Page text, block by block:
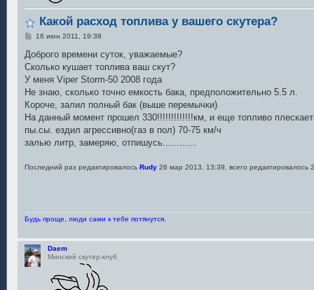
Какой расход топлива у вашего скутера?
С
о
щ
е
и
е
16 июн 2011, 19:38
Доброго времени суток, уважаемые?
Сколько кушает топлива ваш скут?
У меня Viper Storm-50 2008 года
Не знаю, сколько точно емкость бака, предположительно 5.5 л.
Короче, залил полный бак (выше перемычки)
На данный момент прошел 330!!!!!!!!!!!!!км, и еще топливо
пы.сы. ездил агрессивно(газ в пол) 70-75 км/ч
залью литр, замеряю, отпишусь............
Последний раз редактировалось Rudy 26 мар 2013, 13:39, всего редактировалось
Будь проще, люди сами к тебе потянутся.
Daem
Минский скутер-клуб